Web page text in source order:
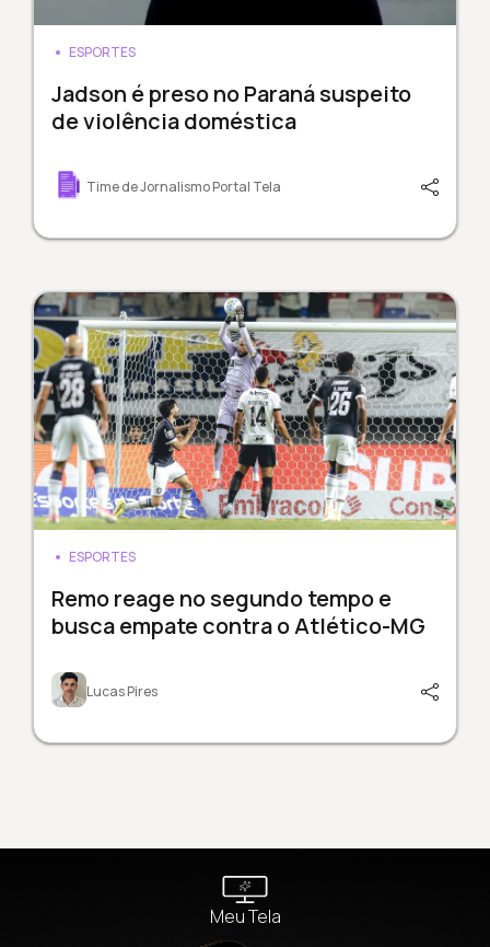
ESPORTES
Jadson é preso no Paraná suspeito
de violência doméstica
Time de Jornalismo Portal Tela
ESPORTES
Remo reage no segundo tempo e
busca empate contra o Atlético-MG
Lucas Pires
Meu Tela